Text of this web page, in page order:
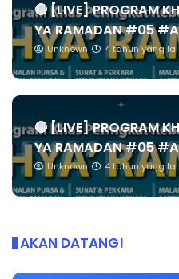
🔴 [LIVE] PROGRAM
YA RAMADAN #05
Unknown 4 tahun yang
🔴 [LIVE] PROGRAM
YA RAMADAN #05
Unknown 4 tahun yang
AKAN DATANG!